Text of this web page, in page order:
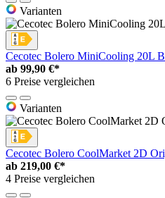
Varianten
Cecotec Bolero MiniCooling 20L
ab 99,90 €*
6 Preise vergleichen
Varianten
Cecotec Bolero CoolMarket 2D
ab 219,00 €*
4 Preise vergleichen